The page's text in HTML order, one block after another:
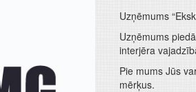
Uzņēmums
Uzņēmums
interjēra
Pie mums Jūs
mērķus.